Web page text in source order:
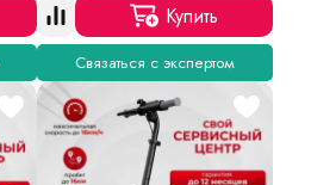
Купить
Связаться с экспертом